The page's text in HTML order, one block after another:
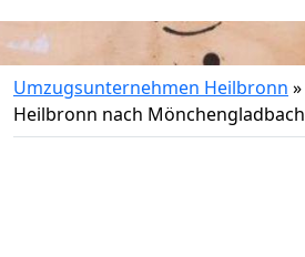
Umzugsunternehmen Heilbronn »
Heilbronn nach Mönchengladbach